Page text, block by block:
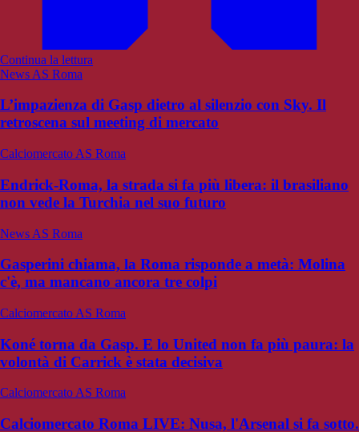
Continua la lettura
News AS Roma
L’impazienza di Gasp dietro al silenzio con Sky. Il
retroscena sul meeting di mercato
Calciomercato AS Roma
Endrick-Roma, la strada si fa più libera: il brasiliano
non vede la Turchia nel suo futuro
News AS Roma
Gasperini chiama, la Roma risponde a metà: Molina
c'è, ma mancano ancora tre colpi
Calciomercato AS Roma
Koné torna da Gasp. E lo United non fa più paura: la
volontà di Carrick è stata decisiva
Calciomercato AS Roma
Calciomercato Roma LIVE: Nusa, l'Arsenal si fa sotto.